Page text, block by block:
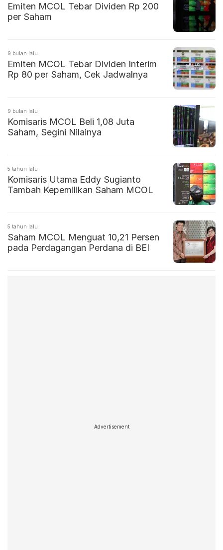
Emiten MCOL Tebar Dividen Rp 200
per Saham
9 bulan lalu
Emiten MCOL Tebar Dividen Interim
Rp 80 per Saham, Cek Jadwalnya
9 bulan lalu
Komisaris MCOL Beli 1,08 Juta
Saham, Segini Nilainya
5 tahun lalu
Komisaris Utama Eddy Sugianto
Tambah Kepemilikan Saham MCOL
5 tahun lalu
Saham MCOL Menguat 10,21 Persen
pada Perdagangan Perdana di BEI
Advertisement